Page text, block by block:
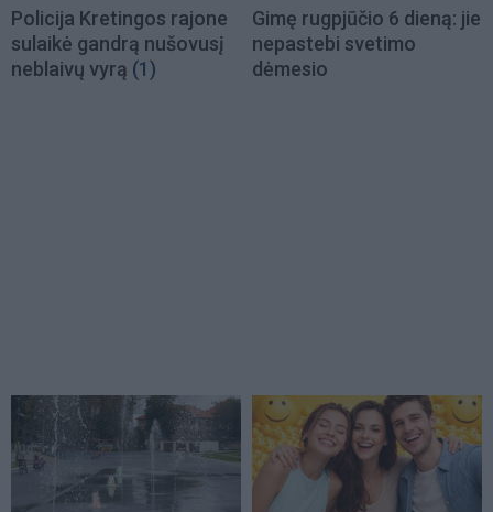
Policija Kretingos rajone
sulaikė gandrą nušovusį
neblaivų vyrą (1)
Gimę rugpjūčio 6 dieną: jie
nepastebi svetimo
dėmesio